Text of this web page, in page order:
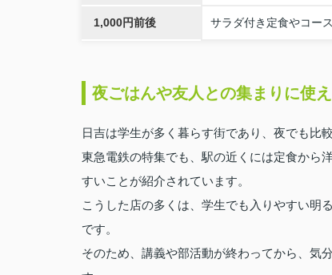
1,000円前後 サラダ付き定食やコース
夜ごはんや友人との集まりに使
日吉は学生が多く暮らす街であり、夜でも比
東急電鉄の特集でも、駅の近くには定食から
すいことが紹介されています。
こうした店の多くは、学生でも入りやすい明
です。
そのため、講義や部活動が終わってから、気